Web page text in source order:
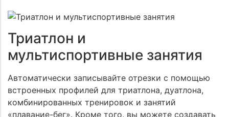
Триатлон и
мультиспортивные занятия
Автоматически записывайте отрезки с помощью
встроенных профилей для триатлона, дуатлона,
комбинированных тренировок и занятий
«плавание-бег». Кроме того, вы можете создавать